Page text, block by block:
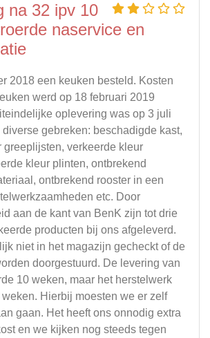
na 32 ipv 10
naservice en
2018 een keuken besteld. Kosten
werd op 18 februari 2019
oplevering was op 3 juli
gebreken: beschadigde kast,
greeplijsten, verkeerde kleur
kleur plinten, ontbrekend
ontbrekend rooster in een
etc. Door
aan de kant van BenK zijn tot drie
producten bij ons afgeleverd.
niet in het magazijn gecheckt of de
doorgestuurd. De levering van
10 weken, maar het herstelwerk
Hierbij moesten we er zelf
gaan. Het heeft ons onnodig extra
en we kijken nog steeds tegen